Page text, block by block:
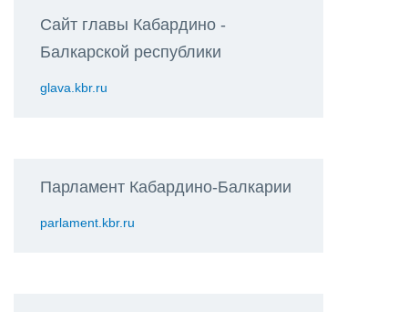
Сайт главы Кабардино -
Балкарской республики
glava.kbr.ru
Парламент Кабардино-Балкарии
parlament.kbr.ru